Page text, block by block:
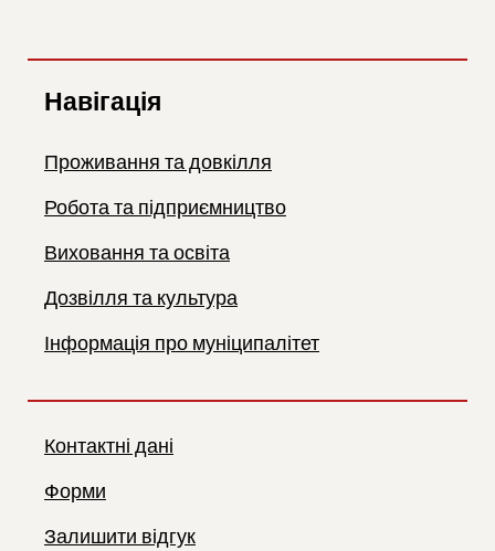
Навігація
Проживання та довкілля
Робота та підприємництво
Виховання та освіта
Дозвілля та культура
Інформація про муніципалітет
Контактні дані
Форми
Залишити відгук